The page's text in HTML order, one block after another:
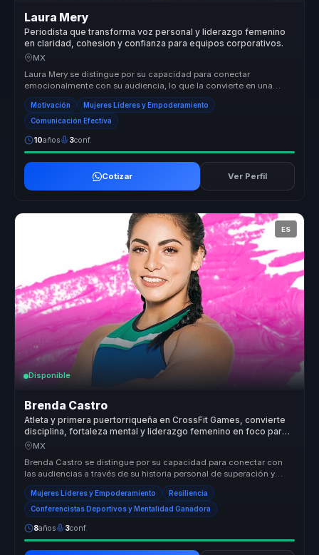
Laura Mery
Periodista que transforma voz personal y liderazgo femenino
en claridad, cohesion y confianza para equipos corporativos.
MX
Laura Mery se distingue por su capacidad para conectar
emocionalmente con su audiencia, lo que la convierte en una
conferencista única en...
Motivación Mujeres Líderes y Empoderamiento
Comunicación Efectiva
10años 3conf.
Cotizar Ver Perfil
ES
Disponible
Brenda Castro
Atleta y primera puertorriqueña en CrossFit Games, convierte
disciplina, fortaleza mental y liderazgo femenino en foco para
equipos.
MX
Brenda Castro se distingue por su capacidad para conectar con
las audiencias a través de su historia personal de superación y
éxito en el...
Mujeres Líderes y Empoderamiento Resiliencia
Conferencistas Deportivos y Mentalidad Ganadora
8años 3conf.